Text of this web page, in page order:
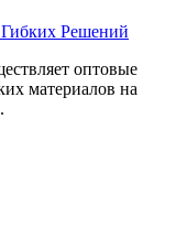
оптовые
материалов на